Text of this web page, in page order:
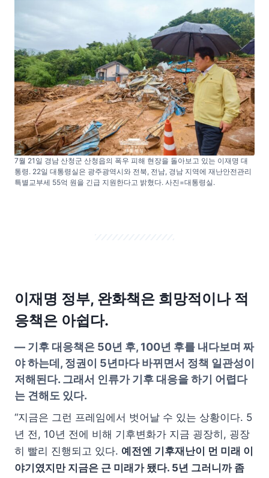
7월 21일 경남 산청군 산청읍의 폭우 피해 현장을 돌아보고 있는 이재명 대
통령. 22일 대통령실은 광주광역시와 전북, 전남, 경남 지역에 재난안전관리
특별교부세 55억 원을 긴급 지원한다고 밝혔다. 사진=대통령실.
이재명 정부, 완화책은 희망적이나 적
응책은 아쉽다.
— 기후 대응책은 50년 후, 100년 후를 내다보며 짜
야 하는데, 정권이 5년마다 바뀌면서 정책 일관성이
저해된다. 그래서 인류가 기후 대응을 하기 어렵다
는 견해도 있다.
“지금은 그런 프레임에서 벗어날 수 있는 상황이다. 5
년 전, 10년 전에 비해 기후변화가 지금 굉장히, 굉장
히 빨리 진행되고 있다. 예전엔 기후재난이 먼 미래 이
야기였지만 지금은 근 미래가 됐다. 5년 그러니까 좀